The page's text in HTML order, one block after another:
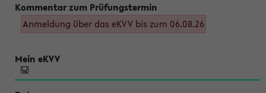
Anmeldung über das eKVV bis zum 06.08.26